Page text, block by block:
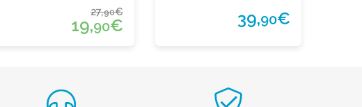
27,90€
19,90€ 39,90€